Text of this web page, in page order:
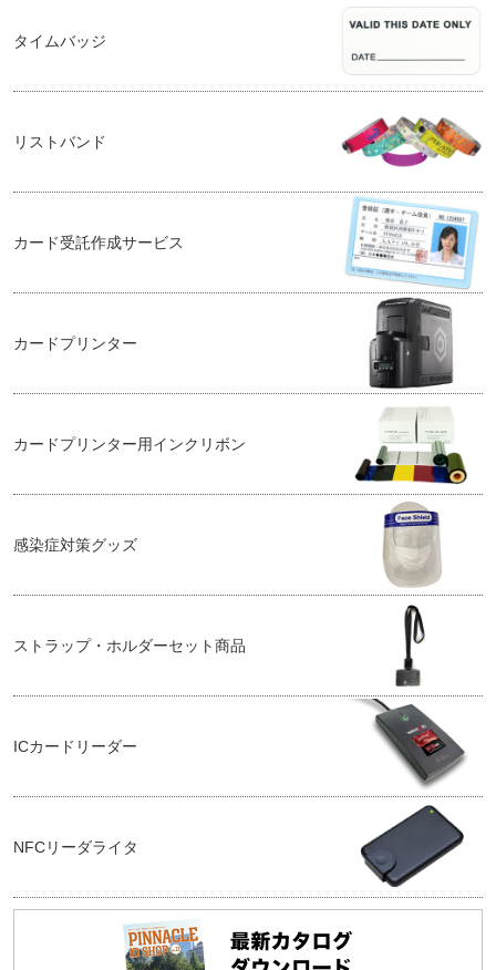
タイムバッジ
リストバンド
カード受託作成サービス
カードプリンター
カードプリンター用インクリボン
感染症対策グッズ
ストラップ・ホルダーセット商品
ICカードリーダー
NFCリーダライタ